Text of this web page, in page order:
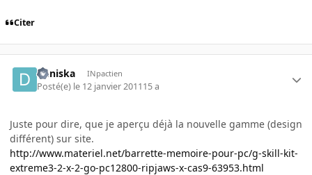
Citer
Deniska INpactien
Posté(e) le 12 janvier 201115 a
Juste pour dire, que je aperçu déjà la nouvelle gamme (design
différent) sur site.
http://www.materiel.net/barrette-memoire-pour-pc/g-skill-kit-
extreme3-2-x-2-go-pc12800-ripjaws-x-cas9-63953.html